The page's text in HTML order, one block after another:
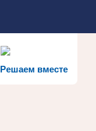
Решаем вместе